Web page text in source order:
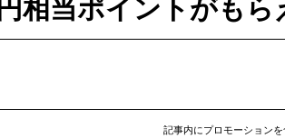
円相当ポイントがも
記事内にプロモーション